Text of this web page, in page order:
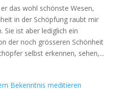
das wohl schön­ste Wesen,
in der Schöp­fung raubt mir
Sie ist aber lediglich ein
der noch grösseren Schön­heit
selb­st erken­nen, sehen,...